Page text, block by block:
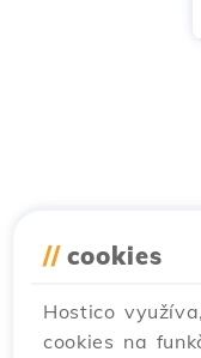
// cookies
Hostico
cookies na